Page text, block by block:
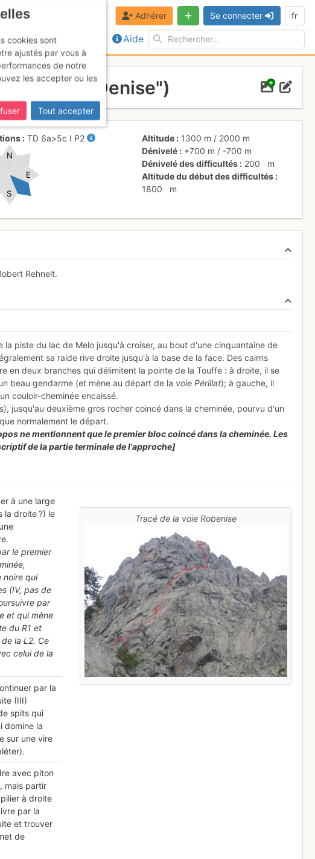
Aide
Adhérer Se connecter fr
"Grosse Denise")
TD 6a>5c I P2
E
S
N
Altitude 1300 m / 2000 m
Dénivelé
+700 m / -700 m
Dénivelé des difficultés
200
m
Altitude du début des difficultés
1800
m
Rehnelt.
piste du lac de Melo jusqu'à croiser, au bout d'une cinquantaine de
sa raide rive droite jusqu'à la base de la face. Des cairns
en deux branches qui délimitent la pointe de la Touffe : à droite, il se
beau gendarme (et mène au départ de la voie Périllat); à gauche, il
couloir-cheminée encaissé.
jusqu'au deuxième gros rocher coincé dans la cheminée, pourvu d'un
normalement le départ.
ne mentionnent que le premier bloc coincé dans la cheminée. Les
de la partie terminale de l'approche]
Tracé de la voie Robenise
à une large
la droite ?) le
le premier
noire qui
(IV, pas de
par
et qui mène
du R1 et
la L2. Ce
celui de la
par la
(III)
spits qui
domine la
sur une vire
avec piton
mais partir
à droite
par la
et trouver
de
cookies sont
ajustés par vous à
de notre
les accepter ou les
Tout accepter